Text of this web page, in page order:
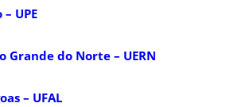
UPE
Grande do Norte – UERN
– UFAL